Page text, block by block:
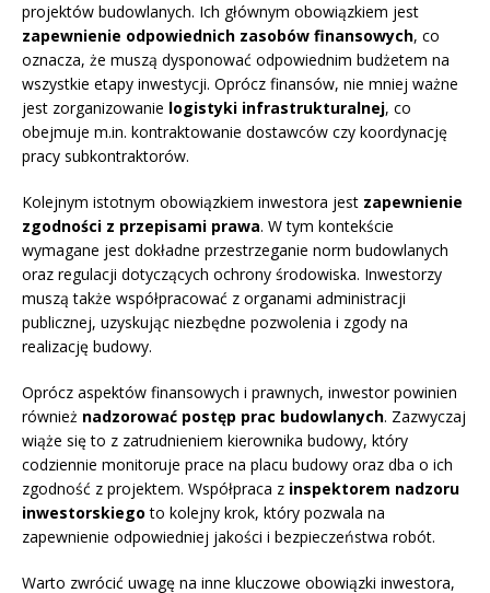
projektów budowlanych. Ich głównym obowiązkiem jest
zapewnienie odpowiednich zasobów finansowych, co
oznacza, że muszą dysponować odpowiednim budżetem na
wszystkie etapy inwestycji. Oprócz finansów, nie mniej ważne
jest zorganizowanie logistyki infrastrukturalnej, co
obejmuje m.in. kontraktowanie dostawców czy koordynację
pracy subkontraktorów.
Kolejnym istotnym obowiązkiem inwestora jest zapewnienie
zgodności z przepisami prawa. W tym kontekście
wymagane jest dokładne przestrzeganie norm budowlanych
oraz regulacji dotyczących ochrony środowiska. Inwestorzy
muszą także współpracować z organami administracji
publicznej, uzyskując niezbędne pozwolenia i zgody na
realizację budowy.
Oprócz aspektów finansowych i prawnych, inwestor powinien
również nadzorować postęp prac budowlanych. Zazwyczaj
wiąże się to z zatrudnieniem kierownika budowy, który
codziennie monitoruje prace na placu budowy oraz dba o ich
zgodność z projektem. Współpraca z inspektorem nadzoru
inwestorskiego to kolejny krok, który pozwala na
zapewnienie odpowiedniej jakości i bezpieczeństwa robót.
Warto zwrócić uwagę na inne kluczowe obowiązki inwestora,